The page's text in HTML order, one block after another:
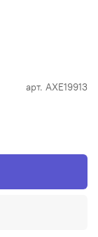
арт. AXE19913